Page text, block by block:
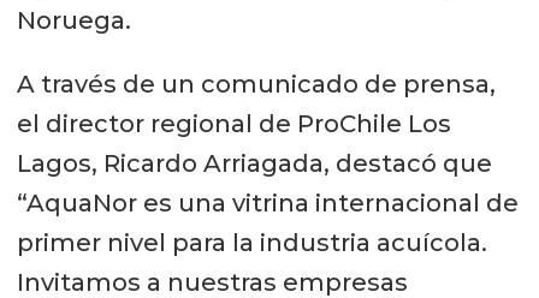
Noruega.
A través de un comunicado de prensa,
el director regional de ProChile Los
Lagos, Ricardo Arriagada, destacó que
“AquaNor es una vitrina internacional de
primer nivel para la industria acuícola.
Invitamos a nuestras empresas